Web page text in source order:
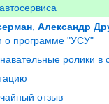
,Александр
о программе "УСУ"
ролики в
отзыв